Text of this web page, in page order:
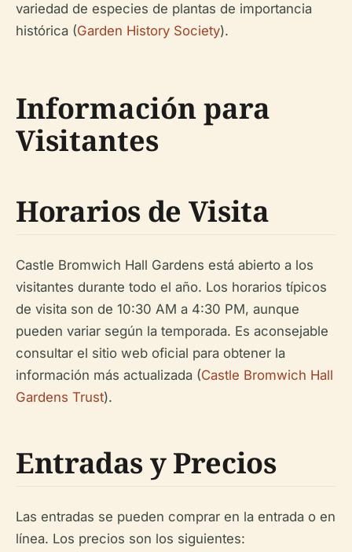
variedad de especies de plantas de importancia
histórica (Garden History Society).
Información para
Visitantes
Horarios de Visita
Castle Bromwich Hall Gardens está abierto a los
visitantes durante todo el año. Los horarios típicos
de visita son de 10:30 AM a 4:30 PM, aunque
pueden variar según la temporada. Es aconsejable
consultar el sitio web oficial para obtener la
información más actualizada (Castle Bromwich Hall
Gardens Trust).
Entradas y Precios
Las entradas se pueden comprar en la entrada o en
línea. Los precios son los siguientes: